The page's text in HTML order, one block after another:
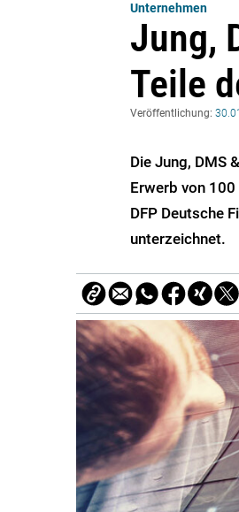
Unternehmen
Jung,
Teile
Veröffentlichung:
Die Jung, DMS
Erwerb von
DFP Deutsche
unterzeichnet.